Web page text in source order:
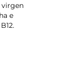
virgen
e